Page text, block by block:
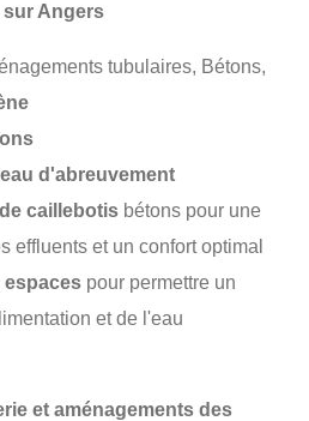
sur Angers
tubulaires, Bétons,
d'abreuvement
caillebotis bétons pour une
effluents et un confort optimal
espaces pour permettre un
et de l'eau
et aménagements des